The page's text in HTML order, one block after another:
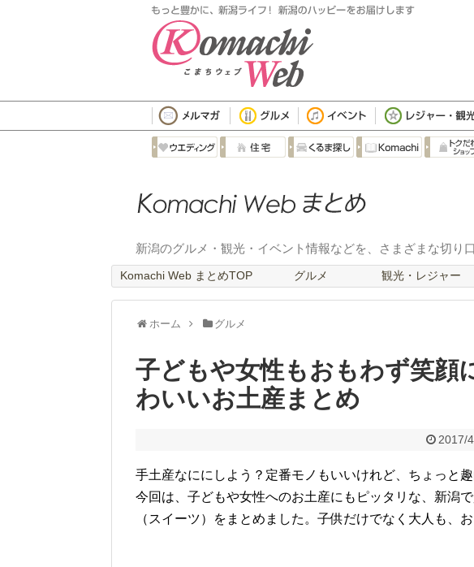
新潟のグルメ・観光・イベント情報などを、さまざまな切り
Komachi Web まとめTOP グルメ 観光・レジャー
ホーム グルメ
子どもや女性もおもわず笑顔
わいいお土産まとめ
2017/
手土産なににしよう？定番モノもいいけれど、ちょっと
今回は、子どもや女性へのお土産にもピッタリな、新潟
（スイーツ）をまとめました。子供だけでなく大人も、